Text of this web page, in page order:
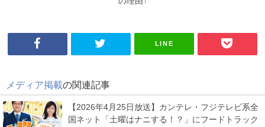
LINE
メディア掲載の関連記事
【2026年4月25日放送】カンテレ・フジテレビ系全
国ネット「土曜はナニする！？」にフードトラック